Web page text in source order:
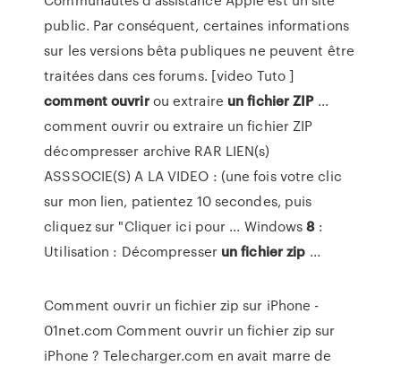
public. Par conséquent, certaines informations
sur les versions bêta publiques ne peuvent être
traitées dans ces forums. [video Tuto ]
commentouvrirou extraire un fichierZIP...
comment ouvrir ou extraire un fichier ZIP
décompresser archive RAR LIEN(s)
ASSSOCIE(S) A LA VIDEO : (une fois votre clic
sur mon lien, patientez 10 secondes, puis
cliquez sur "Cliquer ici pour ... Windows8:
Utilisation : Décompresser un fichierzip ...
Comment ouvrir un fichier zip sur iPhone -
01net.com Comment ouvrir un fichier zip sur
iPhone ? Telecharger.com en avait marre de